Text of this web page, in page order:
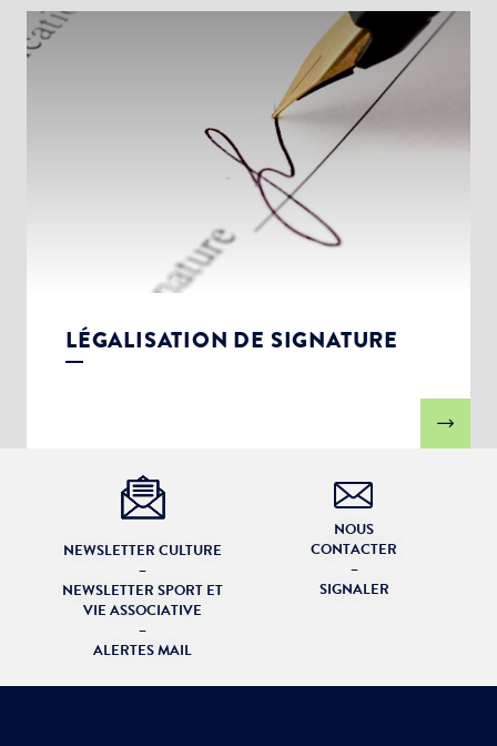
LÉGALISATION DE SIGNATURE
NEWSLETTER CULTURE
–
NEWSLETTER SPORT ET
VIE ASSOCIATIVE
–
ALERTES MAIL
NOUS
CONTACTER
–
SIGNALER